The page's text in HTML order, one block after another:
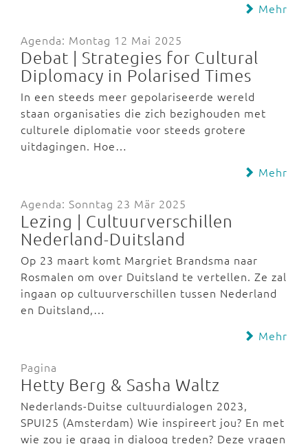
Mehr
Agenda: Montag 12 Mai 2025
Debat | Strategies for Cultural
Diplomacy in Polarised Times
In een steeds meer gepolariseerde wereld
staan organisaties die zich bezighouden met
culturele diplomatie voor steeds grotere
uitdagingen. Hoe…
Mehr
Agenda: Sonntag 23 Mär 2025
Lezing | Cultuurverschillen
Nederland-Duitsland
Op 23 maart komt Margriet Brandsma naar
Rosmalen om over Duitsland te vertellen. Ze zal
ingaan op cultuurverschillen tussen Nederland
en Duitsland,…
Mehr
Pagina
Hetty Berg & Sasha Waltz
Nederlands-Duitse cultuurdialogen 2023,
SPUI25 (Amsterdam) Wie inspireert jou? En met
wie zou je graag in dialoog treden? Deze vragen